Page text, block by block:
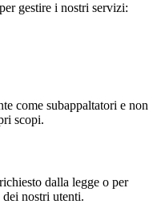
gestire i nostri servizi:
come subappaltatori e non
scopi.
dalla legge o per
nostri utenti.